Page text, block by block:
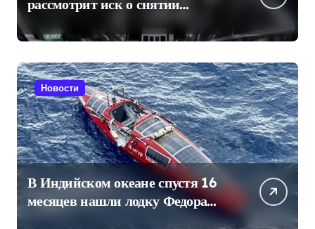
рассмотрит иск о снятии
«Яблока» с выборов в Госдуму
Новости
В Индийском океане спустя 16
месяцев нашли лодку Федора
Конюхова